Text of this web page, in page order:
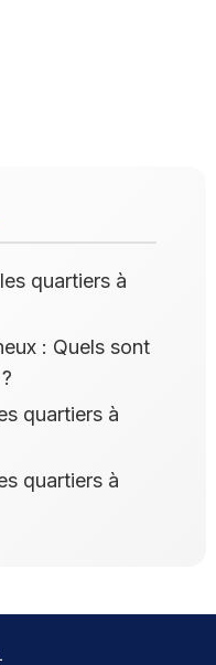
quartiers à
: Quels sont
quartiers à
quartiers à